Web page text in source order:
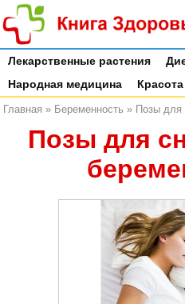
Лекарственные растения
Народная медицина
Главная » Беременность » Позы для
Позы для